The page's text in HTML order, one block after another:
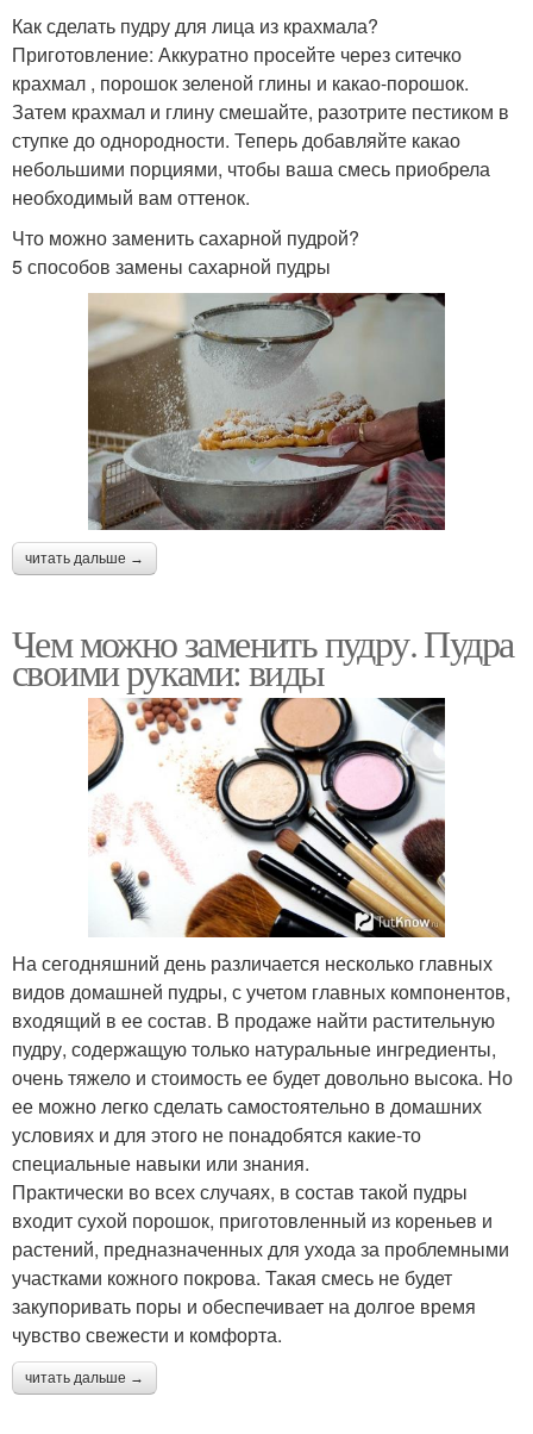
Как сделать пудру для лица из крахмала?
Приготовление: Аккуратно просейте через ситечко
крахмал , порошок зеленой глины и какао-порошок.
Затем крахмал и глину смешайте, разотрите пестиком в
ступке до однородности. Теперь добавляйте какао
небольшими порциями, чтобы ваша смесь приобрела
необходимый вам оттенок.
Что можно заменить сахарной пудрой?
5 способов замены сахарной пудры
читать дальше →
Чем можно заменить пудру. Пудра
своими руками: виды
На сегодняшний день различается несколько главных
видов домашней пудры, с учетом главных компонентов,
входящий в ее состав. В продаже найти растительную
пудру, содержащую только натуральные ингредиенты,
очень тяжело и стоимость ее будет довольно высока. Но
ее можно легко сделать самостоятельно в домашних
условиях и для этого не понадобятся какие-то
специальные навыки или знания.
Практически во всех случаях, в состав такой пудры
входит сухой порошок, приготовленный из кореньев и
растений, предназначенных для ухода за проблемными
участками кожного покрова. Такая смесь не будет
закупоривать поры и обеспечивает на долгое время
чувство свежести и комфорта.
читать дальше →